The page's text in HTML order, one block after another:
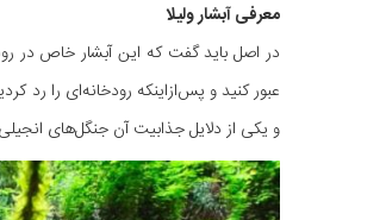
معرفی آبشار ولیلا
در اصل باید گفت که این آبشار خاص در
و یکی از دلایل جذابیت آن جنگل‌های